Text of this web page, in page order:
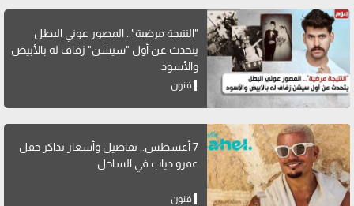
"النتيجة مرضية".. المصور عوني البطل
يتحدث عن أول "سيشن" زفاف له بالأبيض
والأسود
فنون
7 أغسطس.. تفاصيل وأسعار تذاكر حفل
عمرو دياب في الساحل
فنون